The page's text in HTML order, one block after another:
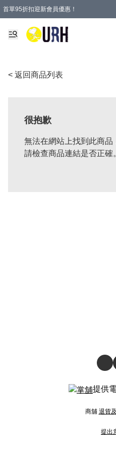
首單95折扣迎新會員優惠！
特選會員可享全單低至 95 折優惠！
單一訂單滿HKD600(澳門HKD800)包郵寄
< 返回商品列表
很抱歉
無法在網站上找到此商品
請檢查商品連結是否正確
提供
商舖 退貨
提出